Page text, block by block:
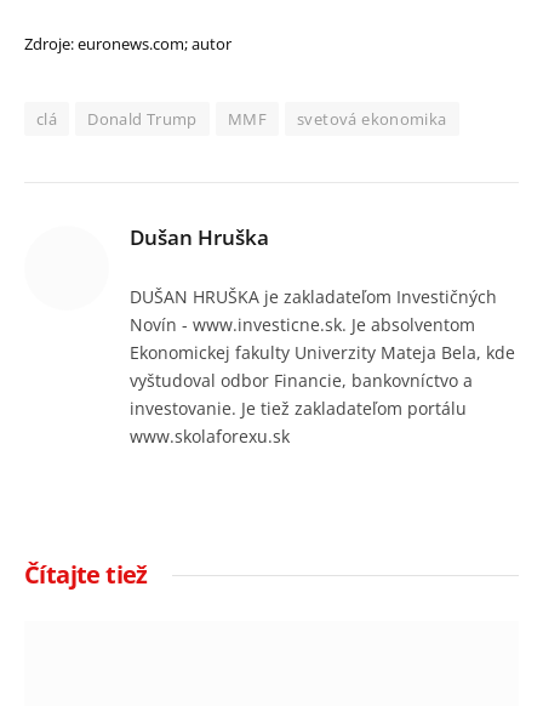
Zdroje: euronews.com; autor
clá Donald Trump MMF svetová ekonomika
Dušan Hruška
DUŠAN HRUŠKA je zakladateľom Investičných
Novín - www.investicne.sk. Je absolventom
Ekonomickej fakulty Univerzity Mateja Bela, kde
vyštudoval odbor Financie, bankovníctvo a
investovanie. Je tiež zakladateľom portálu
www.skolaforexu.sk
Čítajte tiež